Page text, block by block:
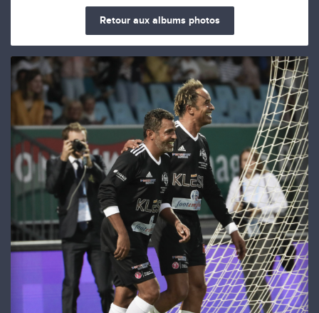
Retour aux albums photos